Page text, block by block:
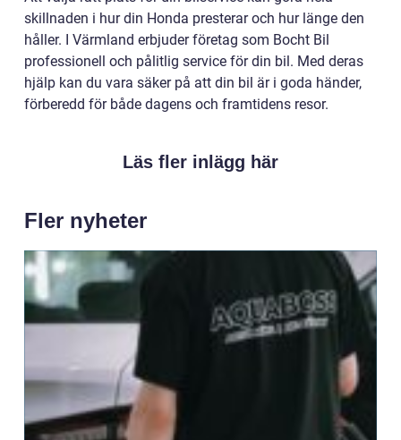
skillnaden i hur din Honda presterar och hur länge den
håller. I Värmland erbjuder företag som Bocht Bil
professionell och pålitlig service för din bil. Med deras
hjälp kan du vara säker på att din bil är i goda händer,
förberedd för både dagens och framtidens resor.
Läs fler inlägg här
Fler nyheter